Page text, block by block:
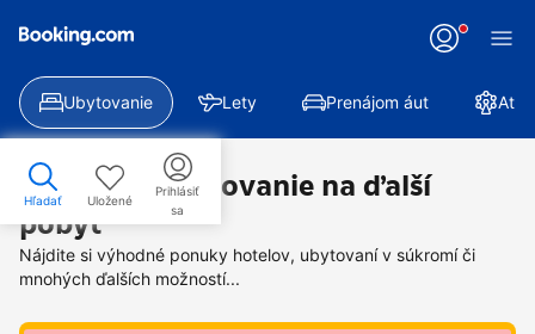
Ubytovanie Lety Prenájom áut
Hľadať Uložené
Prihlásiť
sa
Nájdite si ubytovanie na ďalší
pobyt
Nájdite si výhodné ponuky hotelov, ubytovaní v súkromí či
mnohých ďalších možností...